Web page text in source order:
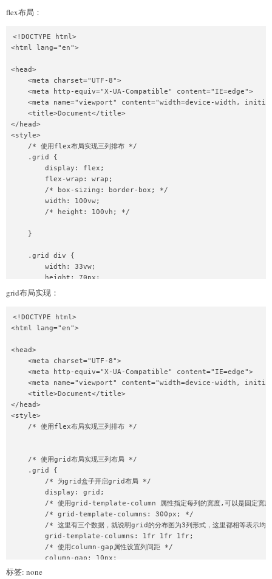
        gap: 10px;
    }
        /* width: 33vw; */
        height: 70px;
        background-color: skyblue;
        border: 1px solid black;
    }
    .grid1 {
        width: 100vw;
        height: 100vh;
        border: 1px solid black;
        margin-top: 50px;
        display: grid;
/* 排列元素我们可以使用grid-template-areas属性，注意这里是设置
        grid-template-areas:
            "sidebar content content"
    }
    header {
        /* 命名此空间为header */
        background-color: skyblue;
        height: 60px;
        grid-area: sidebar;
        background-color: red;
        height: 60px;
    }
        background-color: blue;
        height: 60px;
        grid-area: footer;
        background-color: green;
        height: 60px;
flex布局：
<!DOCTYPE html>
<html lang="en">
<head>
    <meta charset="UTF-8">
    <meta http-equiv="X-UA-Compatible" content="IE=edge">
<meta name="viewport" content="width=device-width,
    <title>Document</title>
</head>
<style>
    /* 使用flex布局实现三列排布 */
    .grid {
        display: flex;
        flex-wrap: wrap;
        /* box-sizing: border-box; */
        width: 100vw;
        /* height: 100vh; */
    }
    .grid div {
        width: 33vw;
        height: 70px;
        background-color: skyblue;
    /* 使用grid布局实现三列布局 */
<body>
    <div class="grid">
        <div class="column1">column1</div>
        <div class="column2">column2</div>
        <div class="column3">column3</div>
        <div class="column4">column4</div>
        <div class="column5">column5</div>
</body>
grid布局实现：
<!DOCTYPE html>
<html lang="en">
<head>
    <meta charset="UTF-8">
    <meta http-equiv="X-UA-Compatible" content="IE=edge">
<meta name="viewport" content="width=device-width,
    <title>Document</title>
</head>
<style>
    /* 使用flex布局实现三列排布 */
    /* 使用grid布局实现三列布局 */
    .grid {
        /* 为grid盒子开启grid布局 */
        display: grid;
/* 使用grid-template-column 属性指定每列的宽度,可以是固定宽度
        /* grid-template-columns: 300px; */
/* 这里有三个数据，就说明grid的分布图为3列形式，这里都相等表示均
        grid-template-columns: 1fr 1fr 1fr;
        /* 使用column-gap属性设置列间距 */
        column-gap: 10px;
        /* 使用row-gap设置行间距 */
标签: none